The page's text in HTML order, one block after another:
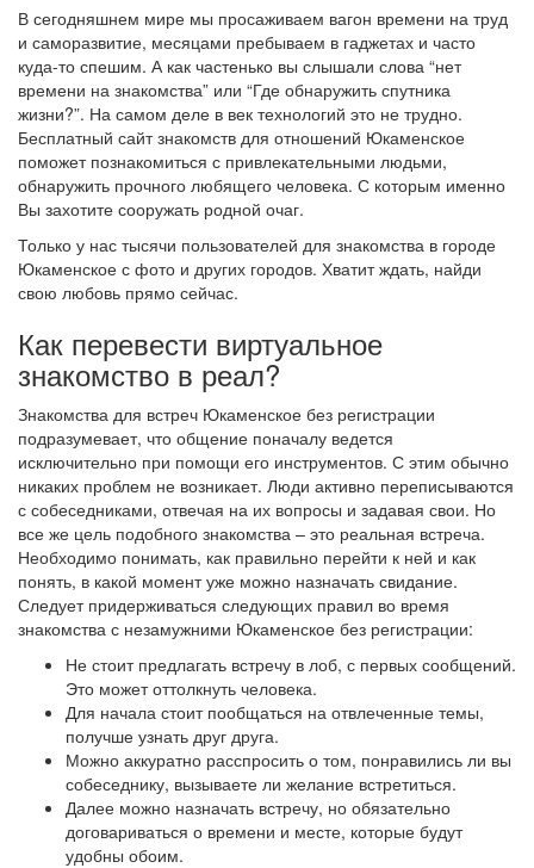
В сегодняшнем мире мы просаживаем вагон времени на труд
и саморазвитие, месяцами пребываем в гаджетах и часто
куда-то спешим. А как частенько вы слышали слова “нет
времени на знакомства” или “Где обнаружить спутника
жизни?”. На самом деле в век технологий это не трудно.
Бесплатный сайт знакомств для отношений Юкаменское
поможет познакомиться с привлекательными людьми,
обнаружить прочного любящего человека. С которым именно
Вы захотите сооружать родной очаг.
Только у нас тысячи пользователей для знакомства в городе
Юкаменское с фото и других городов. Хватит ждать, найди
свою любовь прямо сейчас.
Как перевести виртуальное
знакомство в реал?
Знакомства для встреч Юкаменское без регистрации
подразумевает, что общение поначалу ведется
исключительно при помощи его инструментов. С этим обычно
никаких проблем не возникает. Люди активно переписываются
с собеседниками, отвечая на их вопросы и задавая свои. Но
все же цель подобного знакомства – это реальная встреча.
Необходимо понимать, как правильно перейти к ней и как
понять, в какой момент уже можно назначать свидание.
Следует придерживаться следующих правил во время
знакомства с незамужними Юкаменское без регистрации:
Не стоит предлагать встречу в лоб, с первых сообщений.
Это может оттолкнуть человека.
Для начала стоит пообщаться на отвлеченные темы,
получше узнать друг друга.
Можно аккуратно расспросить о том, понравились ли вы
собеседнику, вызываете ли желание встретиться.
Далее можно назначать встречу, но обязательно
договариваться о времени и месте, которые будут
удобны обоим.